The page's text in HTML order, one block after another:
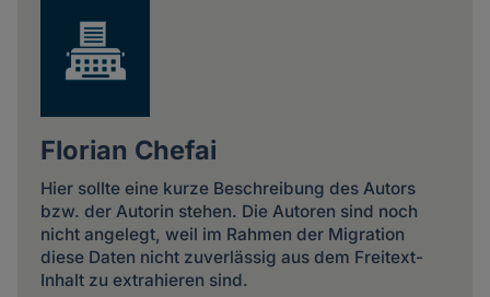
Florian Chefai
Hier sollte eine kurze Beschreibung des Autors
bzw. der Autorin stehen. Die Autoren sind noch
nicht angelegt, weil im Rahmen der Migration
diese Daten nicht zuverlässig aus dem Freitext-
Inhalt zu extrahieren sind.